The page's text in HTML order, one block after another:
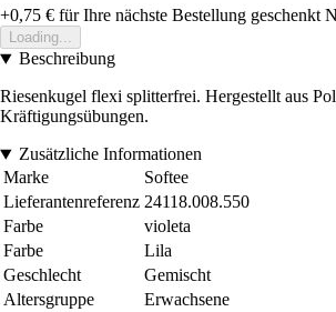
+0,75 € für Ihre nächste Bestellung geschenkt
Loading...
Beschreibung
Riesenkugel flexi splitterfrei. Hergestellt aus
Kräftigungsübungen.
Zusätzliche Informationen
Marke
Softee
Lieferantenreferenz 24118.008.550
Farbe
violeta
Farbe
Lila
Geschlecht
Gemischt
Altersgruppe
Erwachsene